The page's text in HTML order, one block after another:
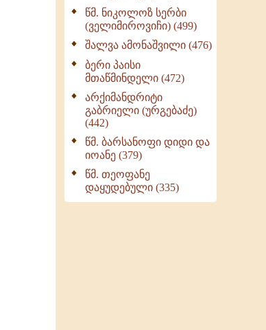
წმ. ნიკოლოზ სერბი
(ველიმიროვიჩი) (499)
შალვა ამონაშვილი (476)
ბერი პაისი
მთაწმინდელი (472)
არქიმანდრიტი
გაბრიელი (ურგებაძე)
(442)
წმ. ბარსანოფი დიდი და
იოანე (379)
წმ. თეოფანე
დაყუდებული (335)